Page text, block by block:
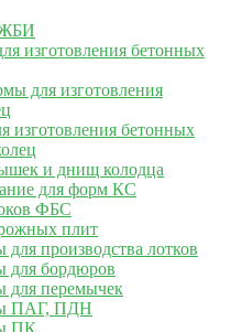
ЖБИ
изготовления бетонных
для изготовления
изготовления бетонных
и днищ колодца
для форм КС
ФБС
плит
производства лотков
для бордюров
для перемычек
ПАГ, ПДН
ПК